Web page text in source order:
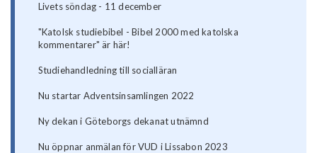
Livets söndag - 11 december
"Katolsk studiebibel - Bibel 2000 med katolska
kommentarer" är här!
Studiehandledning till socialläran
Nu startar Adventsinsamlingen 2022
Ny dekan i Göteborgs dekanat utnämnd
Nu öppnar anmälan för VUD i Lissabon 2023